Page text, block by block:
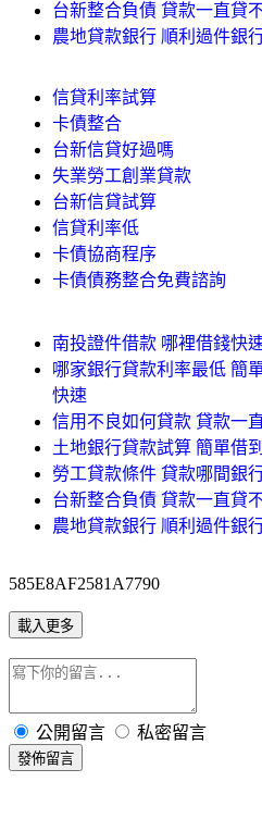
台新整合負債 貸款一直貸
農地貸款銀行 順利過件銀
信貸利率試算
卡債整合
台新信貸好過嗎
失業勞工創業貸款
台新信貸試算
信貸利率低
卡債協商程序
卡債債務整合免費諮詢
南投證件借款 哪裡借錢快
哪家銀行貸款利率最低 簡
快速
信用不良如何貸款 貸款一
土地銀行貸款試算 簡單借
勞工貸款條件 貸款哪間銀
台新整合負債 貸款一直貸
農地貸款銀行 順利過件銀
585E8AF2581A7790
載入更多
公開留言 私密留言
發佈留言